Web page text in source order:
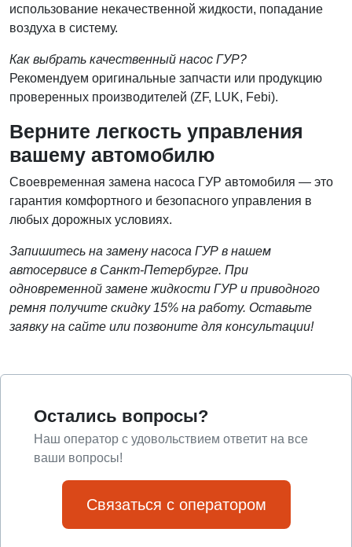
использование некачественной жидкости, попадание
воздуха в систему.
Как выбрать качественный насос ГУР?
Рекомендуем оригинальные запчасти или продукцию
проверенных производителей (ZF, LUK, Febi).
Верните легкость управления
вашему автомобилю
Своевременная замена насоса ГУР автомобиля — это
гарантия комфортного и безопасного управления в
любых дорожных условиях.
Запишитесь на замену насоса ГУР в нашем
автосервисе в Санкт-Петербурге. При
одновременной замене жидкости ГУР и приводного
ремня получите скидку 15% на работу. Оставьте
заявку на сайте или позвоните для консультации!
Остались вопросы?
Наш оператор с удовольствием ответит на все
ваши вопросы!
Связаться с оператором